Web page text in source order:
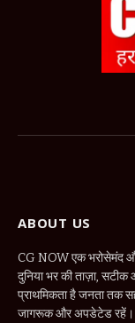
ABOUT US
CG NOW एक भरोसेमंद
दुनिया भर की ताज़ा,
प्राथमिकता है जनता तक
जागरूक और अपडेटेड रहें।